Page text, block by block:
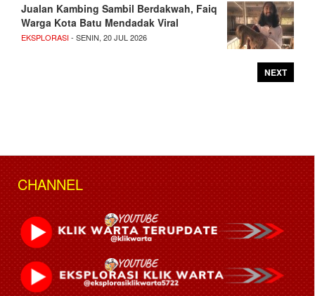
Jualan Kambing Sambil Berdakwah, Faiq
Warga Kota Batu Mendadak Viral
EKSPLORASI- SENIN, 20 JUL 2026
NEXT
CHANNEL